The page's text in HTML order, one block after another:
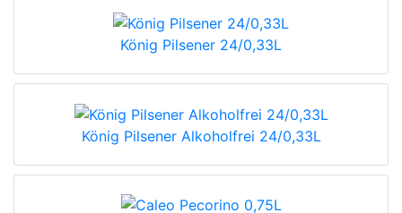
König Pilsener 24/0,33L
König Pilsener Alkoholfrei 24/0,33L